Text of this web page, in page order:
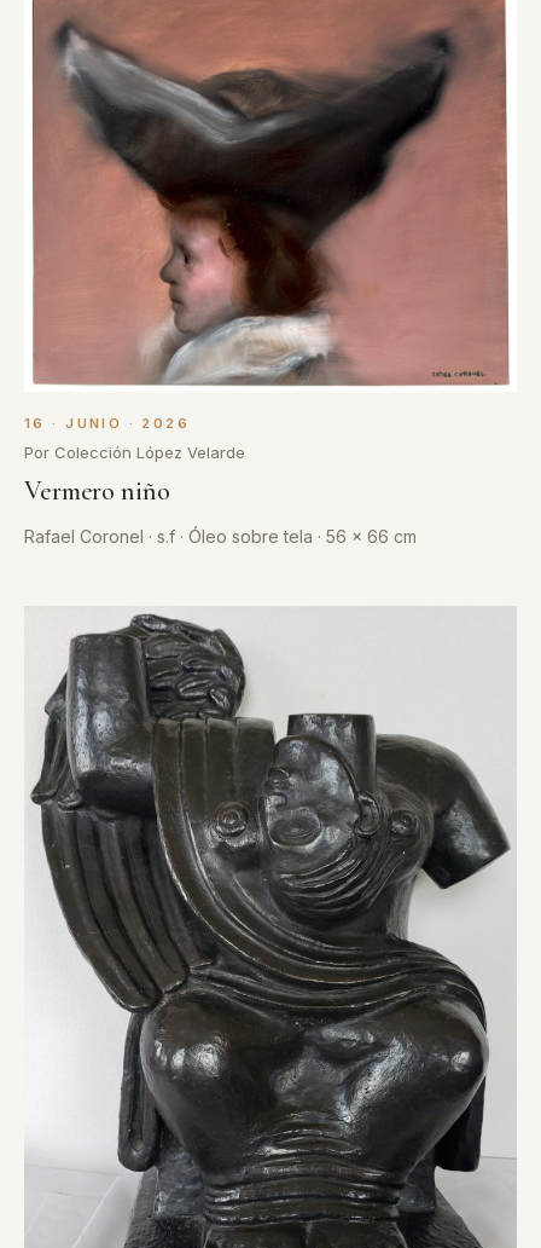
16 · JUNIO · 2026
Por Colección López Velarde
Vermero niño
Rafael Coronel · s.f · Óleo sobre tela · 56 x 66 cm